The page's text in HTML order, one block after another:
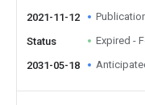
2021-11-12
Status Expired -
2031-05-18